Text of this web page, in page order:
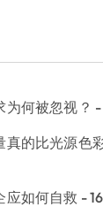
为何被忽视？
的比光源色
应如何自救 -